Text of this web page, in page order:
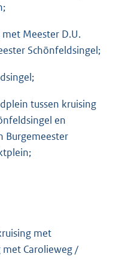
met Meester D.U.
Schönfeldsingel;
tussen kruising
en
Burgemeester
met
met Carolieweg /